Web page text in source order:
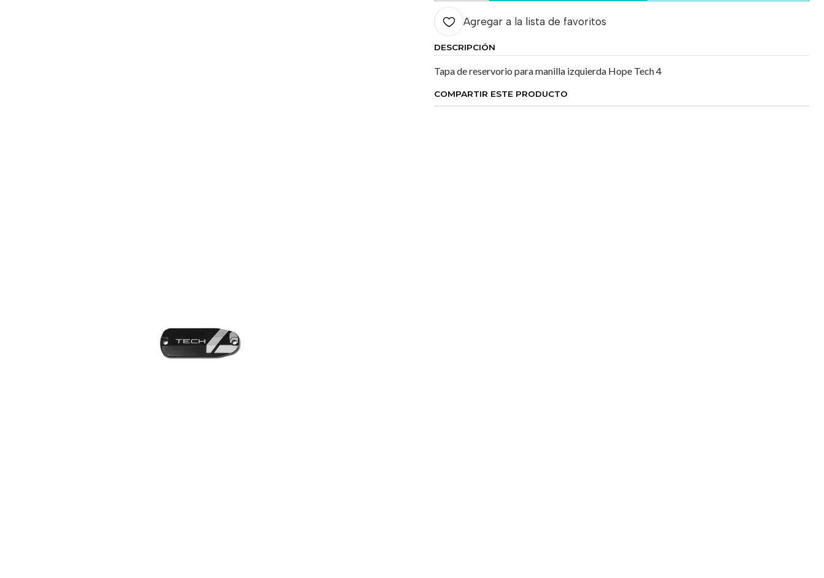
Agregar a la lista de favoritos
DESCRIPCIÓN
Tapa de reservorio para manilla izquierda Hope Tech 4
COMPARTIR ESTE PRODUCTO